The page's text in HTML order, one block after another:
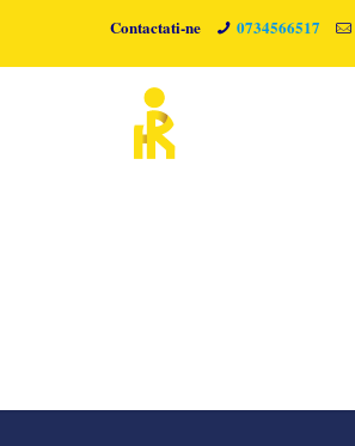
Contactati-ne 0734566517